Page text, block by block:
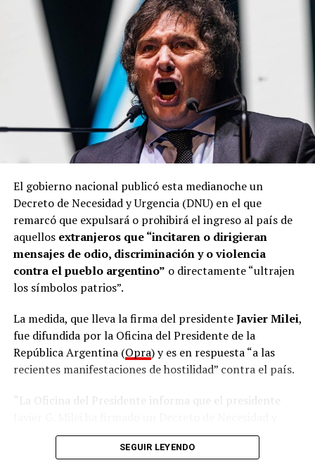
El gobierno nacional publicó esta medianoche un
Decreto de Necesidad y Urgencia (DNU) en el que
remarcó que expulsará o prohibirá el ingreso al país de
aquellos extranjeros que “incitaren o dirigieran
mensajes de odio, discriminación y o violencia
contra el pueblo argentino” o directamente “ultrajen
los símbolos patrios”.
La medida, que lleva la firma del presidenteJavier Milei,
fue difundida por la Oficina del Presidente de la
República Argentina (Opra) y es en respuesta “a las
recientes manifestaciones de hostilidad” contra el país.
“La Oficina del Presidente informa que el presidente
Urgencia que incorpora como causal de prohibición de
ingreso y de expulsión del territorio nacional a todo
SEGUIR LEYENDO